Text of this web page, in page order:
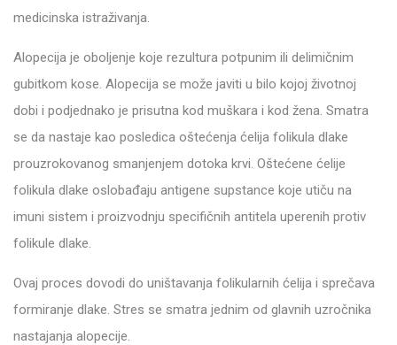
medicinska istraživanja.
Alopecija je oboljenje koje rezultura potpunim ili delimičnim
gubitkom kose. Alopecija se može javiti u bilo kojoj životnoj
dobi i podjednako je prisutna kod muškara i kod žena. Smatra
se da nastaje kao posledica oštećenja ćelija folikula dlake
prouzrokovanog smanjenjem dotoka krvi. Oštećene ćelije
folikula dlake oslobađaju antigene supstance koje utiču na
imuni sistem i proizvodnju specifičnih antitela uperenih protiv
folikule dlake.
Ovaj proces dovodi do uništavanja folikularnih ćelija i sprečava
formiranje dlake. Stres se smatra jednim od glavnih uzročnika
nastajanja alopecije.